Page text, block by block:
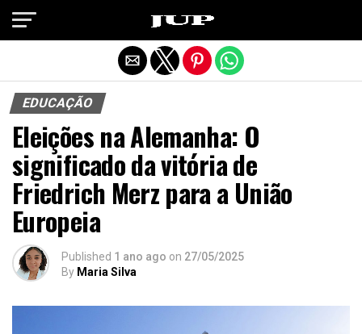
EDUCAÇÃO
Eleições na Alemanha: O
significado da vitória de
Friedrich Merz para a União
Europeia
Published 1 ano ago on 27/05/2025
By Maria Silva
Exit mobile version